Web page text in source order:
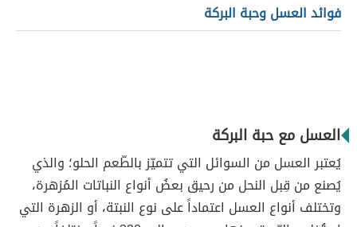
فوائد العسل وحبة البركة
العسل مع حبة البركة
يُعتبر العسل من السوائل التي تتميّز بالطّعم الحلو؛ والذي
يُصنع من قِبل النحل من رحيق بعضُ أنواع النباتات المُزهرة،
وتختلف أنواع العسل اعتماداً على نوع النبتة، أو الزهرة التي